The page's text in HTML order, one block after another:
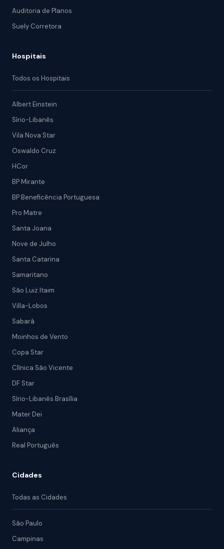
Auditoria de Planos
Suely Corretora
Hospitais
Todos os Hospitais
Albert Einstein
Sírio-Libanês
Vila Nova Star
Oswaldo Cruz
HCor
BP Mirante
BP Beneficência Portuguesa
Pro Matre
Santa Joana
Nove de Julho
Santa Catarina
Samaritano
São Luiz Itaim
Villa-Lobos
Sabará
Moinhos de Vento
Copa Star
Clínica São Vicente
DF Star
Sírio-Libanês Brasília
Mater Dei
Aliança
Real Português
Cidades
Todas as Cidades
São Paulo
Campinas